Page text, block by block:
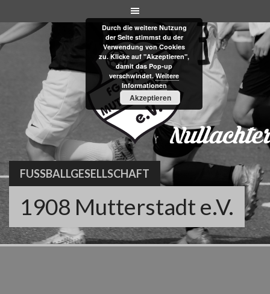
to
content
FUSSBALLGESELLSCHAFT
1908 Mutterstadt e.V.
Durch die weitere Nutzung
der Seite stimmst du der
Verwendung von Cookies
zu. Klicke auf "Akzeptieren",
damit das Pop-up
verschwindet.Weitere
Informationen
Akzeptieren